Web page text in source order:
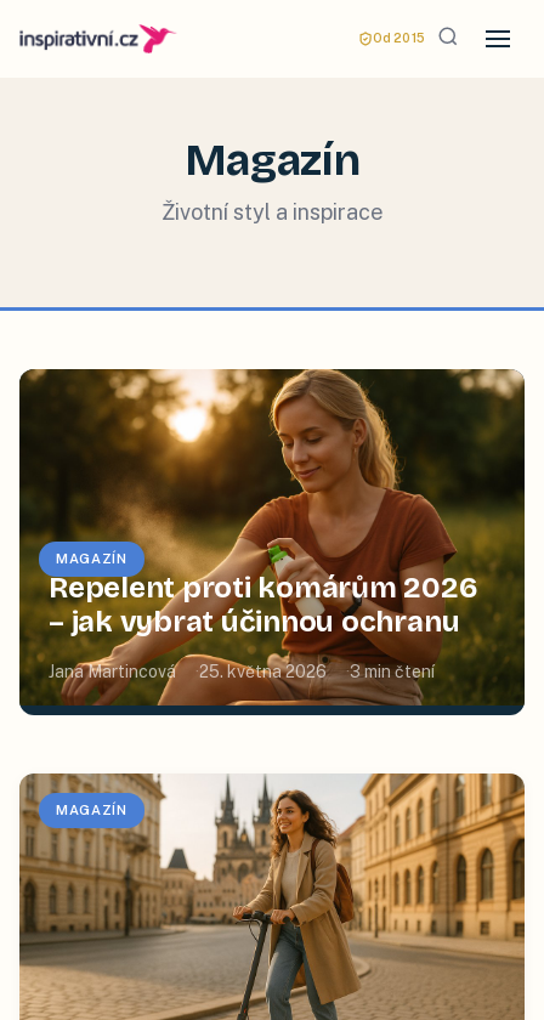
Od 2015
Magazín
Životní styl a inspirace
MAGAZÍN
Repelent proti komárům 2026
– jak vybrat účinnou ochranu
Jana Martincová 25. května 2026 3min čtení
MAGAZÍN